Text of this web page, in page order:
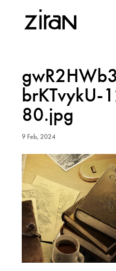
brKTvykU-
80.jpg
9 Feb, 2024